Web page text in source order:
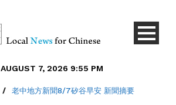
AUGUST 7, 2026 9:55 PM
/ 老中地方新聞8/7矽谷早安 新聞摘要